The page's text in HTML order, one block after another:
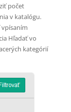
počet
v katalógu.
Hľadať vo
kategórií